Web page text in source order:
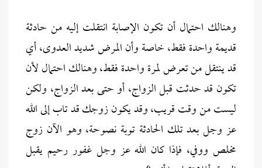
وهنالك احتمال أن تكون الإصابة انتقلت إليه من حادثة
قديمة واحدة فقط، خاصة وأن المرض شديد العدوى، أي
قد ينتقل من تعرض لمرة واحدة فقط، وهنالك احتمال لأن
تكون قد حدثت قبل الزواج، أو حتى بعد الزواج، ولكن
ليست من وقت قريب، وقد يكون زوجك قد تاب إلى الله
عز وجل بعد تلك الحادثة توبة نصوحة، وهو الآن زوج
مخلص ووفي، فإذا كان الله عز وجل غفور رحيم يقبل